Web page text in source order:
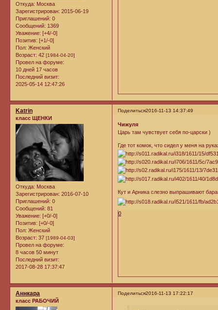
Откуда: Москва
Зарегистрирован: 2015-06-19
Приглашений: 0
Сообщений: 1369
Уважение: [+4/-0]
Позитив: [+1/-0]
Пол: Женский
Возраст: 42 [1984-04-20]
Провел на форуме:
10 дней 17 часов
Последний визит:
2025-05-14 12:47:26
Поделиться2016-11-13 14:37:49
Katrin
класс ЩЕНКИ
Откуда: Москва
Зарегистрирован: 2016-07-10
Приглашений: 0
Сообщений: 81
Уважение: [+0/-0]
Позитив: [+0/-0]
Пол: Женский
Возраст: 37 [1989-04-03]
Провел на форуме:
8 часов 50 минут
Последний визит:
2017-08-28 17:37:47
Чижуля
Царь там чувствует себя по-царски )
Где тот комок, что сидел у меня на
Кут и Арника слезно выпрашивают
0
Поделиться2016-11-13 17:22:17
Аннкара
класс РАБОЧИЙ